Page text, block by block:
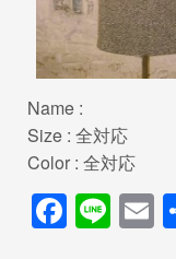
Name :
Size : 全対応
Color : 全対応
F Li E